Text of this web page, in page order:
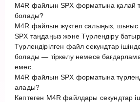
M4R файлын SPX форматына қалай
болады?
M4R файлын жүктеп салыңыз, шығыс
SPX таңдаңыз және Түрлендіру
Түрлендірілген файл секундтар
болады — тіркелу немесе
емес.
M4R файлын SPX форматына
алады?
Көптеген M4R файлдары секундтар